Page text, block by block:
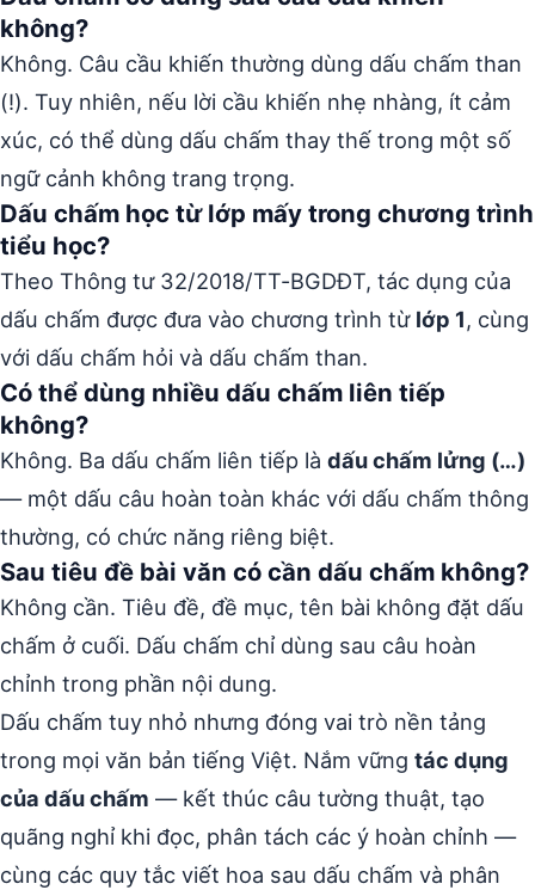
không?
Không. Câu cầu khiến thường dùng dấu chấm than
(!). Tuy nhiên, nếu lời cầu khiến nhẹ nhàng, ít cảm
xúc, có thể dùng dấu chấm thay thế trong một số
ngữ cảnh không trang trọng.
Dấu chấm học từ lớp mấy trong chương trình
tiểu học?
Theo Thông tư 32/2018/TT-BGDĐT, tác dụng của
dấu chấm được đưa vào chương trình từ lớp 1, cùng
với dấu chấm hỏi và dấu chấm than.
Có thể dùng nhiều dấu chấm liên tiếp
không?
Không. Ba dấu chấm liên tiếp là dấu chấm lửng (…)
— một dấu câu hoàn toàn khác với dấu chấm thông
thường, có chức năng riêng biệt.
Sau tiêu đề bài văn có cần dấu chấm không?
Không cần. Tiêu đề, đề mục, tên bài không đặt dấu
chấm ở cuối. Dấu chấm chỉ dùng sau câu hoàn
chỉnh trong phần nội dung.
Dấu chấm tuy nhỏ nhưng đóng vai trò nền tảng
trong mọi văn bản tiếng Việt. Nắm vững tác dụng
của dấu chấm — kết thúc câu tường thuật, tạo
quãng nghỉ khi đọc, phân tách các ý hoàn chỉnh —
cùng các quy tắc viết hoa sau dấu chấm và phân